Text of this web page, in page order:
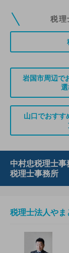
税理士ドットコム
ていただくことが
税理
岩国市周辺で
山口でおすす
中村忠税理士
税理士事務所
税理士法人や